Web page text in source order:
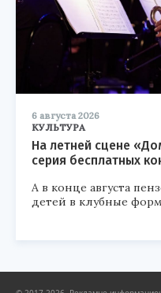
6 августа 2026
КУЛЬТУРА
На летней сцене
серия бесплатных
А в конце августа
детей в клубные